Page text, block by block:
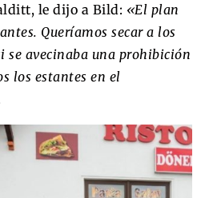
le dijo a Bild: «El plan
Queríamos secar a los
se avecinaba una prohibición
los estantes en el